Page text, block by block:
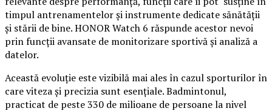
timpul antrenamentelor și instrumente dedicate sănătății
și stării de bine. HONOR Watch 6 răspunde acestor nevoi
prin funcții avansate de monitorizare sportivă și analiză a
datelor.
Această evoluție este vizibilă mai ales în cazul sporturilor în
care viteza și precizia sunt esențiale. Badmintonul,
practicat de peste 330 de milioane de persoane la nivel